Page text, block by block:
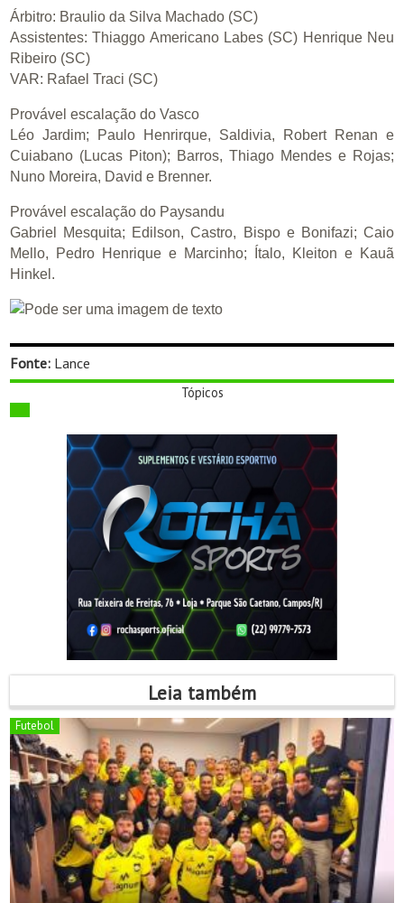
Árbitro: Braulio da Silva Machado (SC)
Assistentes: Thiaggo Americano Labes (SC) Henrique Neu
Ribeiro (SC)
VAR: Rafael Traci (SC)
Provável escalação do Vasco
Léo Jardim; Paulo Henrirque, Saldivia, Robert Renan e
Cuiabano (Lucas Piton); Barros, Thiago Mendes e Rojas;
Nuno Moreira, David e Brenner.
Provável escalação do Paysandu
Gabriel Mesquita; Edilson, Castro, Bispo e Bonifazi; Caio
Mello, Pedro Henrique e Marcinho; Ítalo, Kleiton e Kauã
Hinkel.
Fonte: Lance
Tópicos
Leia também
Futebol